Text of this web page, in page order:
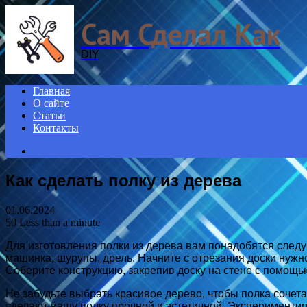
Сам Сделал Как
DIY
Главная
О сайте
Статьи
Контакты
for
Как сделать полку из дерева
01.06.2024
50Less than a minute
Для изготовления полки из дерева вам понадобятся
машинка, шурупы, дрель. Начните с отрезания доски
Соберите конструкцию, закрепив доску на стене с
Не забудьте выбрать красивое дерево, чтобы полка